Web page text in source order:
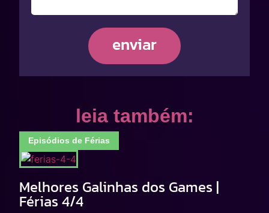
enviar
leia também:
Episódios de Férias
Melhores Galinhas dos Games |
Férias 4/4